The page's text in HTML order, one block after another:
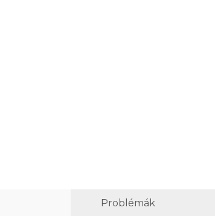
Problémák